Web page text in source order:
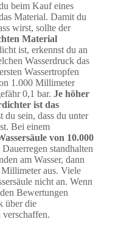
beim Kauf eines
Material. Damit du
wirst, sollte der
Material
ist, erkennst du an
Wasserdruck das
Wassertropfen
1.000 Millimeter
0,1 bar. Je höher
ist das
du sein, dass du unter
Bei einem
von 10.000
standhalten
am Wasser, dann
Millimeter aus. Viele
nicht an. Wenn
Bewertungen
über die
verschaffen.